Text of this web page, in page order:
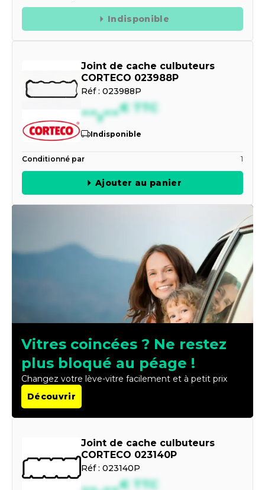
Indisponible
Joint de cache culbuteurs
CORTECO 023988P
Réf : 023988P
--,--€ TTC
Indisponible
Conditionné par 1
Ajouter au panier
Vitres coincées ? Ne restez
plus bloqué au péage !
Changez votre lève-vitre facilement et à petit prix
Découvrir
Joint de cache culbuteurs
CORTECO 023140P
Réf : 023140P
€ TTC